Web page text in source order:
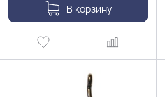
В корзину